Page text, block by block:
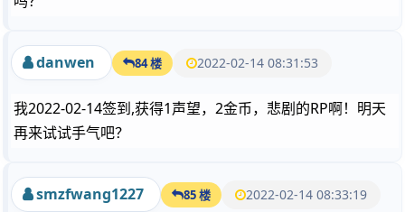
danwen 84 楼 2022-02-14 08:31:53
我2022-02-14签到,获得1声望，2金币，悲剧的RP啊！明天
再来试试手气吧？
smzfwang1227 85 楼 2022-02-14 08:33:19